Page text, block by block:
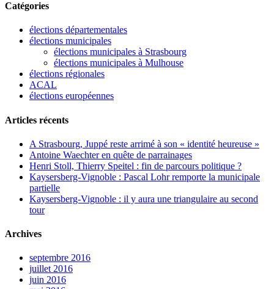
Catégories
élections départementales
élections municipales
élections municipales à Strasbourg
élections municipales à Mulhouse
élections régionales
ACAL
élections européennes
Articles récents
A Strasbourg, Juppé reste arrimé à son « identité heureuse »
Antoine Waechter en quête de parrainages
Henri Stoll, Thierry Speitel : fin de parcours politique ?
Kaysersberg-Vignoble : Pascal Lohr remporte la municipale
partielle
Kaysersberg-Vignoble : il y aura une triangulaire au second
tour
Archives
septembre 2016
juillet 2016
juin 2016